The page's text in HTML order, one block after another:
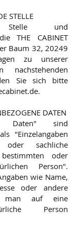
STELLE
Stelle und
THE CABINET
Baum 32, 20249
zu unserer
Sie sich bitte
.
DATEN
Daten" sind
"Einzelangaben
oder sachliche
oder
Person".
wie Name,
oder andere
man auf eine
Person